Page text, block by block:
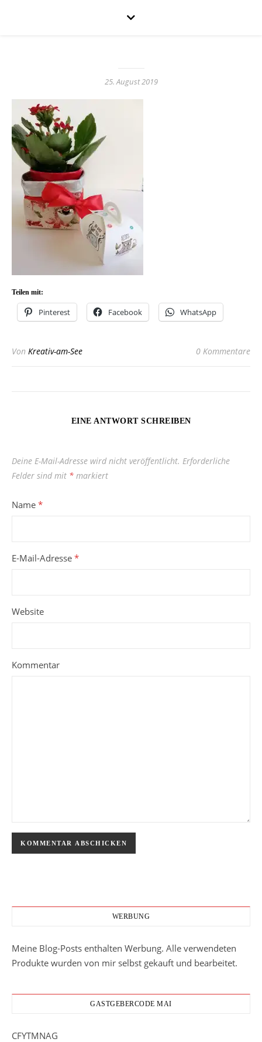
25. August 2019
Teilen mit:
Pinterest Facebook WhatsApp
Von Kreativ-am-See 0 Kommentare
EINE ANTWORT SCHREIBEN
Deine E-Mail-Adresse wird nicht veröffentlicht. Erforderliche
Felder sind mit * markiert
Name *
E-Mail-Adresse *
Website
Kommentar
WERBUNG
Meine Blog-Posts enthalten Werbung. Alle verwendeten
Produkte wurden von mir selbst gekauft und bearbeitet.
GASTGEBERCODE MAI
CFYTMNAG